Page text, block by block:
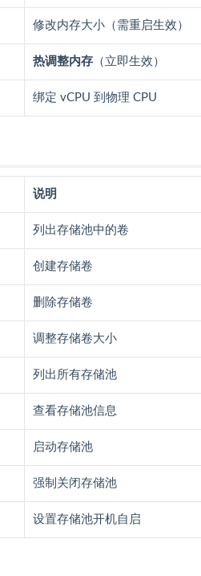
修改内存大小（需重启生效）
热调整内存 （立即生效）
绑定 vCPU 到物理 CPU
说明
列出存储池中的卷
创建存储卷
删除存储卷
调整存储卷大小
列出所有存储池
查看存储池信息
启动存储池
强制关闭存储池
设置存储池开机自启